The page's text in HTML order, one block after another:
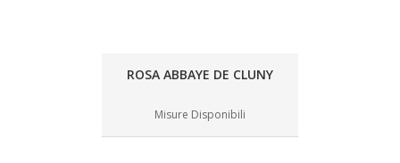
ROSA ABBAYE DE CLUNY
Misure Disponibili